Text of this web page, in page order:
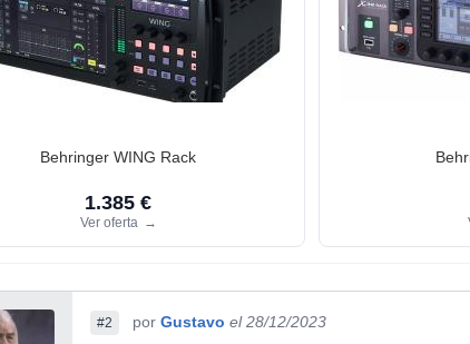
Behringer WING Rack
1.385 €
Ver oferta →
#2 por Gustavo el 28/12/2023